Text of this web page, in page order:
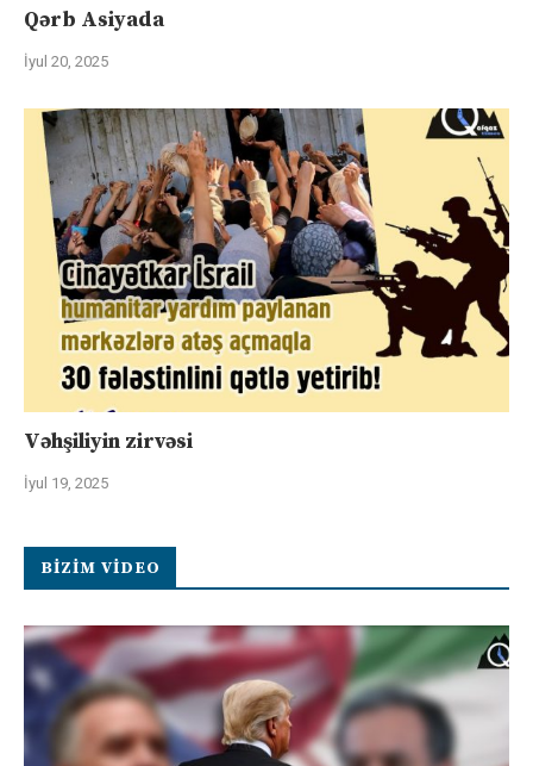
Qərb Asiyada
İyul 20, 2025
Vəhşiliyin zirvəsi
İyul 19, 2025
BIZIM VIDEO